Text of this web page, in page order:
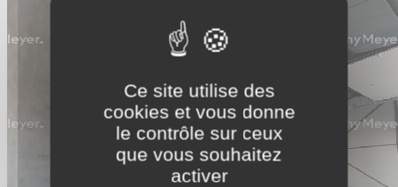
Ce site utilise des
cookies et vous donne
le contrôle sur ceux
que vous souhaitez
activer